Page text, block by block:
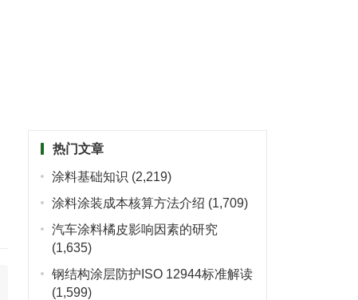
热门文章
涂料基础知识 (2,219)
涂料涂装成本核算方法介绍 (1,709)
汽车涂料橘皮影响因素的研究
(1,635)
钢结构涂层防护ISO 12944标准解读
(1,599)